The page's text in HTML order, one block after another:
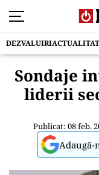
DEZVALUIRI
Sondaje
liderii
Publicat: 08 feb.
Adaugă-